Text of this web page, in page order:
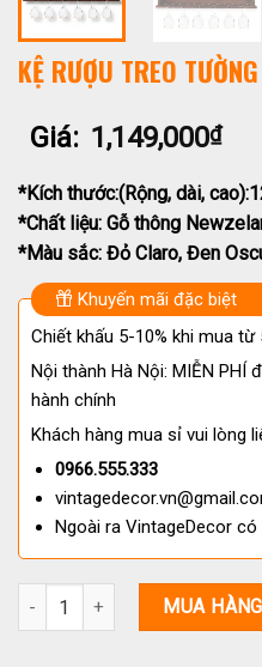
KỆ RƯỢU TREO
Giá: 1,149,000₫
*Kích thước:(Rộng, dài,
*Chất liệu: Gỗ thông
*Màu sắc: Đỏ Claro, Đen
Khuyến mãi đặc biệt
Chiết khấu 5-10% khi mua từ
Nội thành Hà Nội: MIỄN
hành chính
Khách hàng mua sỉ vui lòng
0966.555.333
Ngoài ra VintageDecor
Kệ Rượu Treo Tường Ptagas
MUA HÀNG